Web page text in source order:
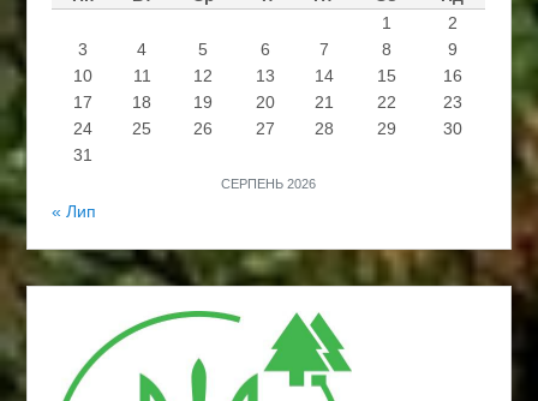
СЕРПЕНЬ 2026
1
2
3
4 5 6 7 8
9
10
11 12 13 14 15
16
17
18 19 20 21 22
23
24
25 26 27 28 29
30
31
« Лип